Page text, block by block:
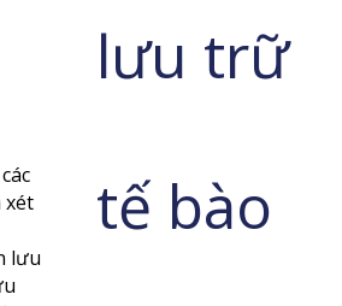
xét
lưu
lưu trữ
tế bào